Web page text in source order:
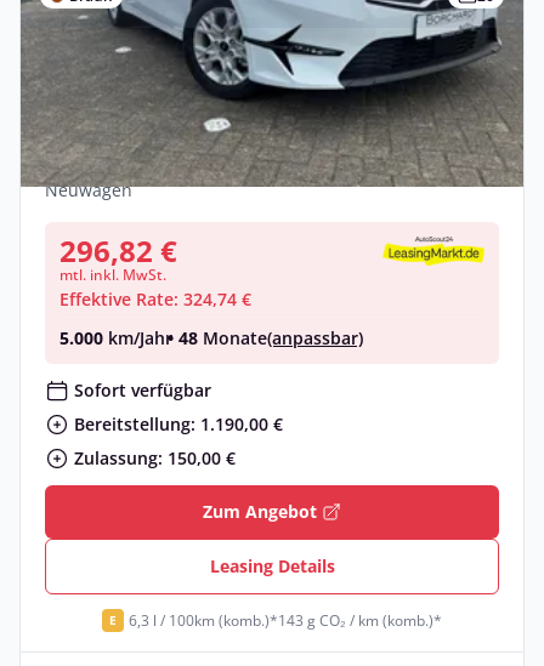
Privat
Kia Ceed 1.5 T-GDI DCT Vision
Sportswagon
Benzin • Automatik •140 PS (103 kW)
Neuwagen
296,82 €
mtl. inkl. MwSt.
Effektive Rate: 324,74 €
5.000 km/Jahr• 48 Monate(anpassbar)
Sofort verfügbar
Bereitstellung: 1.190,00 €
Zulassung: 150,00 €
Zum Angebot
Leasing Details
E 6,3 l / 100km (komb.)*143 g CO₂ / km (komb.)*